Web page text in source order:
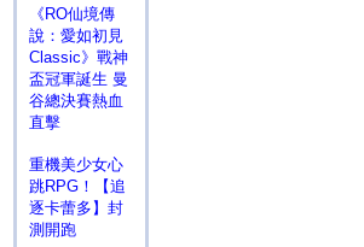
《RO仙境傳
說：愛如初見
Classic》戰神
盃冠軍誕生 曼
谷總決賽熱血
直擊
重機美少女心
跳RPG！【追
逐卡蕾多】封
測開跑